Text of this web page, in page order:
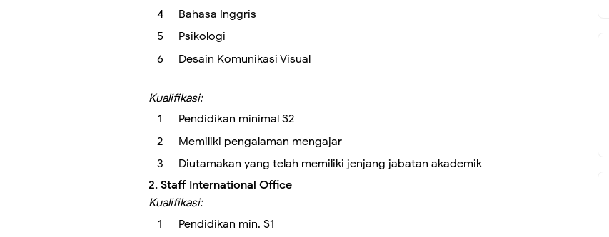
Bahasa Inggris
Psikologi
Desain Komunikasi Visual
Kualifikasi:
Pendidikan minimal S2
Memiliki pengalaman mengajar
Diutamakan yang telah memiliki jenjang jabatan akademik
2. Staff International Office
Kualifikasi:
Pendidikan min. S1